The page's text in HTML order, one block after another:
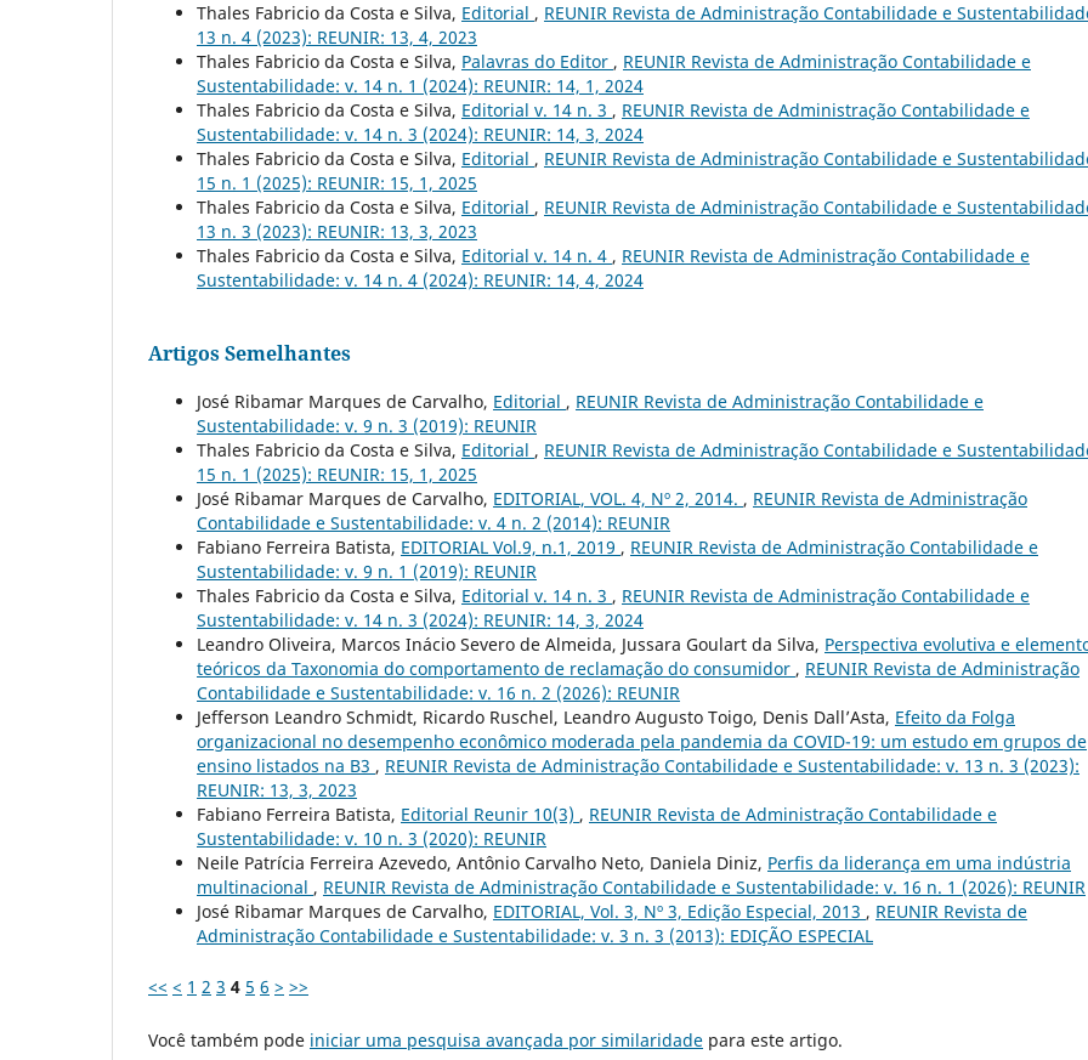
Thales Fabricio da Costa e Silva, Editorial , REUNIR Revista de Administração Contabilidade e
13 n. 4 (2023): REUNIR: 13, 4, 2023
Thales Fabricio da Costa e Silva, Palavras do Editor , REUNIR Revista de Administração Contabilidade e
Sustentabilidade: v. 14 n. 1 (2024): REUNIR: 14, 1, 2024
Thales Fabricio da Costa e Silva, Editorial v. 14 n. 3 , REUNIR Revista de Administração Contabilidade e
Sustentabilidade: v. 14 n. 3 (2024): REUNIR: 14, 3, 2024
Thales Fabricio da Costa e Silva, Editorial , REUNIR Revista de Administração Contabilidade e
15 n. 1 (2025): REUNIR: 15, 1, 2025
Thales Fabricio da Costa e Silva, Editorial , REUNIR Revista de Administração Contabilidade e
13 n. 3 (2023): REUNIR: 13, 3, 2023
Thales Fabricio da Costa e Silva, Editorial v. 14 n. 4 , REUNIR Revista de Administração Contabilidade e
Sustentabilidade: v. 14 n. 4 (2024): REUNIR: 14, 4, 2024
Artigos Semelhantes
José Ribamar Marques de Carvalho, Editorial , REUNIR Revista de Administração Contabilidade e
Sustentabilidade: v. 9 n. 3 (2019): REUNIR
Thales Fabricio da Costa e Silva, Editorial , REUNIR Revista de Administração Contabilidade e
15 n. 1 (2025): REUNIR: 15, 1, 2025
José Ribamar Marques de Carvalho, EDITORIAL, VOL. 4, Nº 2, 2014. , REUNIR Revista de Administração
Contabilidade e Sustentabilidade: v. 4 n. 2 (2014): REUNIR
Fabiano Ferreira Batista, EDITORIAL Vol.9, n.1, 2019 , REUNIR Revista de Administração Contabilidade e
Sustentabilidade: v. 9 n. 1 (2019): REUNIR
Thales Fabricio da Costa e Silva, Editorial v. 14 n. 3 , REUNIR Revista de Administração Contabilidade e
Sustentabilidade: v. 14 n. 3 (2024): REUNIR: 14, 3, 2024
Leandro Oliveira, Marcos Inácio Severo de Almeida, Jussara Goulart da Silva, Perspectiva evolutiva e
teóricos da Taxonomia do comportamento de reclamação do consumidor , REUNIR Revista de Administração
Contabilidade e Sustentabilidade: v. 16 n. 2 (2026): REUNIR
Jefferson Leandro Schmidt, Ricardo Ruschel, Leandro Augusto Toigo, Denis Dall’Asta, Efeito da Folga
organizacional no desempenho econômico moderada pela pandemia da COVID-19: um estudo em grupos de
ensino listados na B3 , REUNIR Revista de Administração Contabilidade e Sustentabilidade: v. 13 n. 3 (2023):
REUNIR: 13, 3, 2023
Fabiano Ferreira Batista, Editorial Reunir 10(3) , REUNIR Revista de Administração Contabilidade e
Sustentabilidade: v. 10 n. 3 (2020): REUNIR
Neile Patrícia Ferreira Azevedo, Antônio Carvalho Neto, Daniela Diniz, Perfis da liderança em uma indústria
multinacional , REUNIR Revista de Administração Contabilidade e Sustentabilidade: v. 16 n. 1 (2026): REUNIR
José Ribamar Marques de Carvalho, EDITORIAL, Vol. 3, Nº 3, Edição Especial, 2013 , REUNIR Revista de
Administração Contabilidade e Sustentabilidade: v. 3 n. 3 (2013): EDIÇÃO ESPECIAL
<< < 1 2 3 4 5 6 > >>
Você também pode iniciar uma pesquisa avançada por similaridade para este artigo.